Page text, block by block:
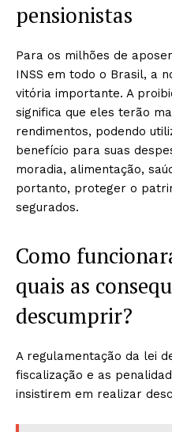
pensionistas
Para os milhões de
INSS em todo o Brasil, a
vitória importante. A
significa que eles terão
rendimentos, podendo
benefício para suas
moradia, alimentação,
portanto, proteger o
segurados.
Como
quais as
descumprir?
A regulamentação da lei
fiscalização e as
insistirem em realizar